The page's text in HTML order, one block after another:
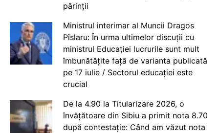
părinții
Ministrul interimar al Muncii Dragos
Pîslaru: În urma ultimelor discuții cu
ministrul Educației lucrurile sunt mult
îmbunătățite față de varianta publicată
pe 17 iulie / Sectorul educației este
crucial
De la 4.90 la Titularizare 2026, o
învățătoare din Sibiu a primit nota 8.70
după contestație: Când am văzut nota